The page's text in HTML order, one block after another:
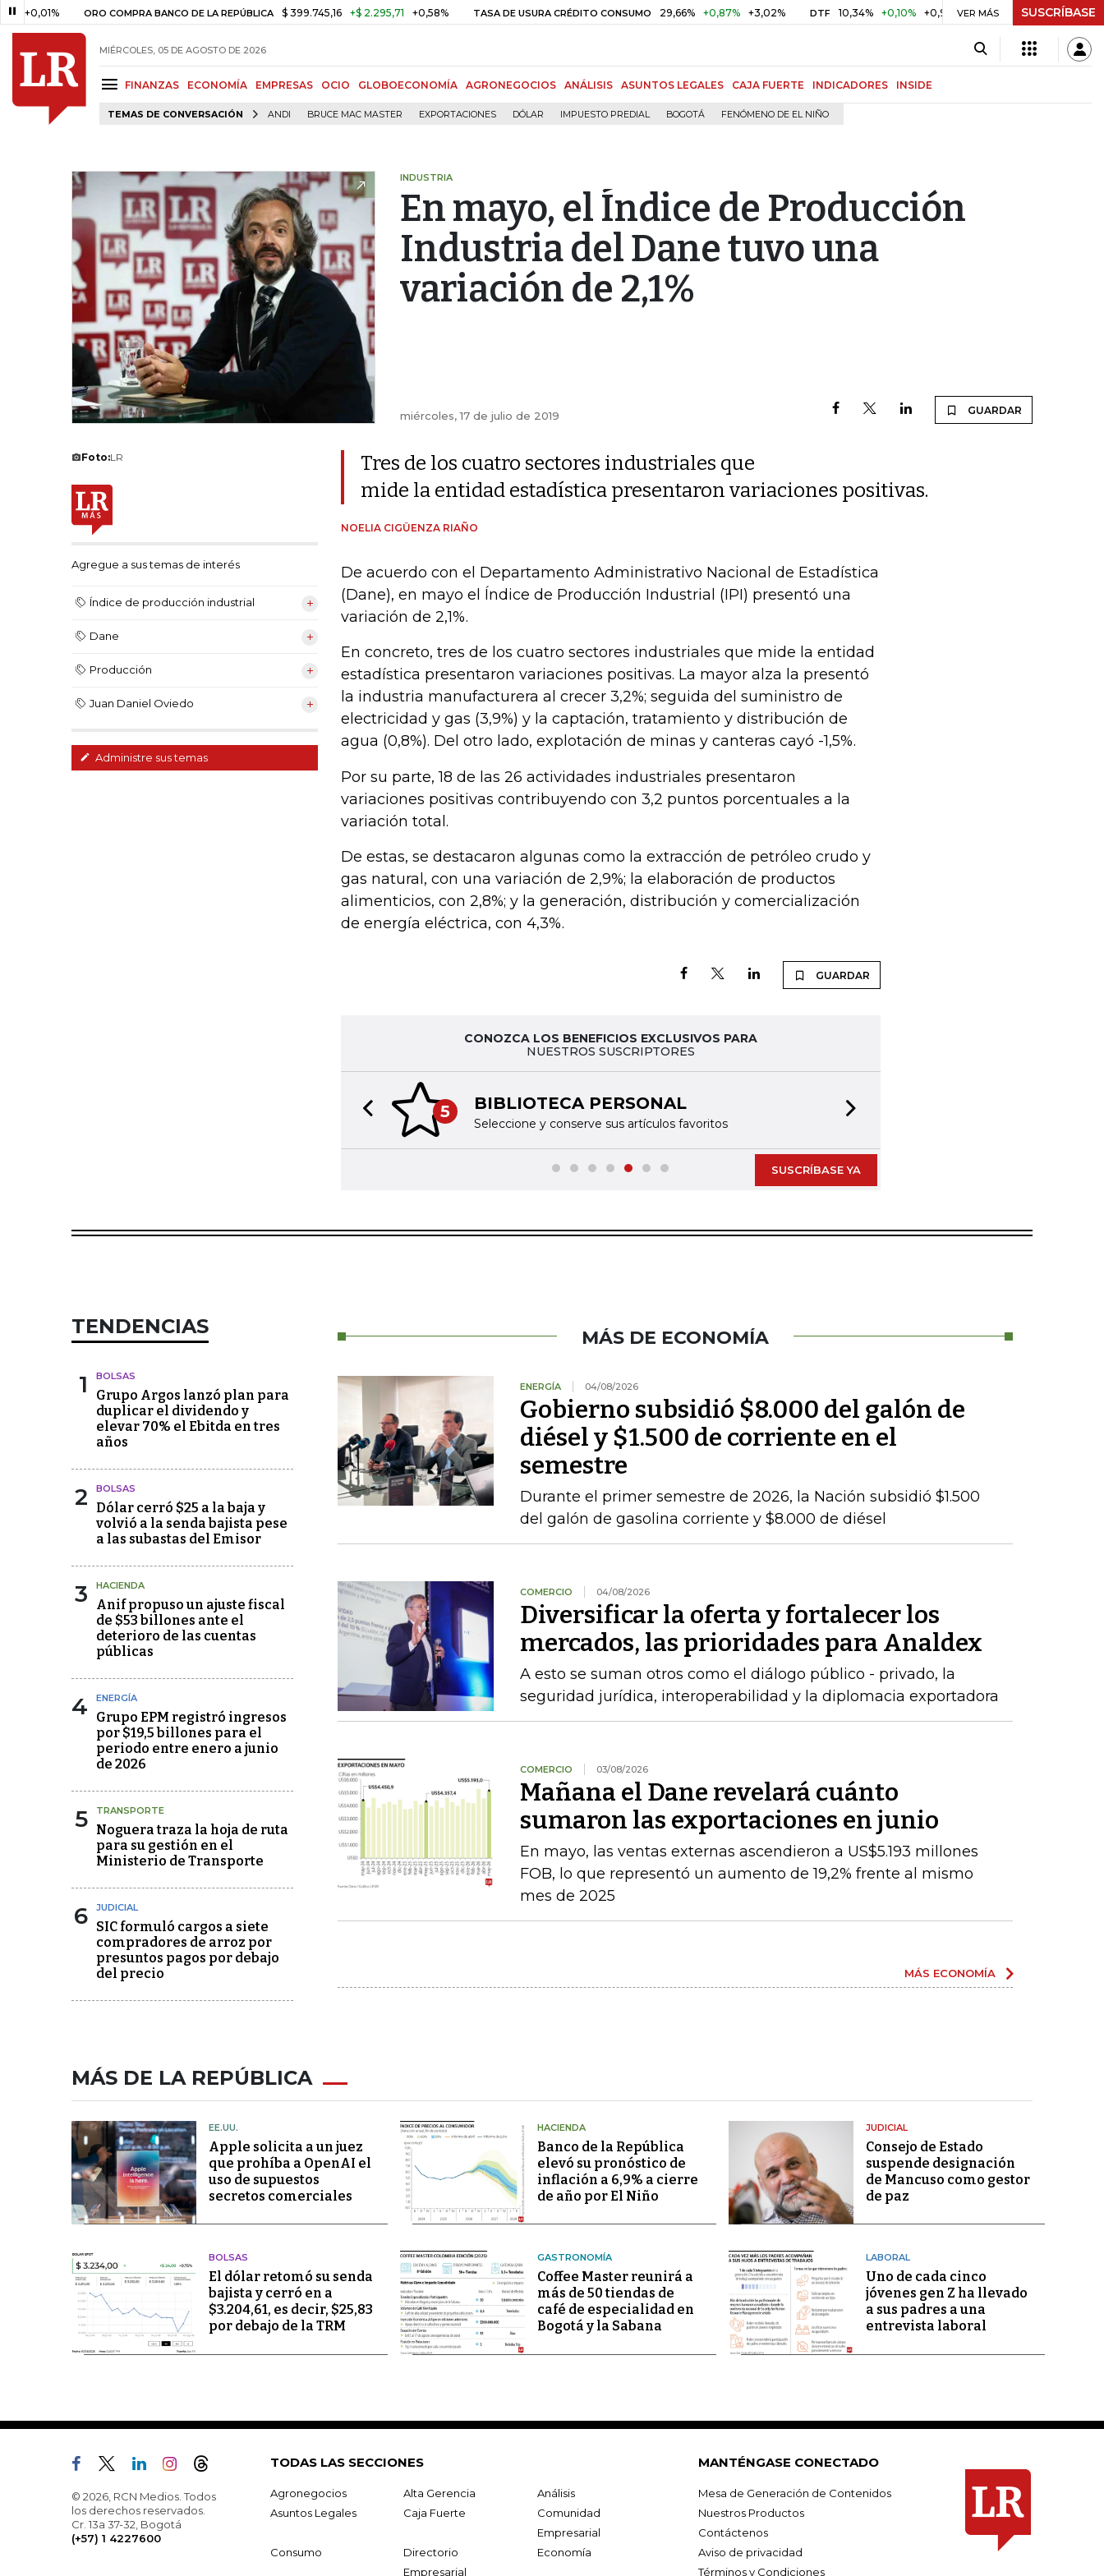
ORO COMPRA BANCO DE LA REPÚBLICA $ 399.745,16 +$ 2.295,71 +0,58% TASA DE USURA CRÉDITO CONSUMO 29,66% +0,87% +3,02% DTF 10,34% +0,10% +0,98% UVR $ 416,81 +$ 0,05 +0,01%
VER MÁS SUSCRÍBASE
MIÉRCOLES, 05 DE AGOSTO DE 2026
FINANZAS ECONOMÍA EMPRESAS OCIO GLOBOECONOMÍA AGRONEGOCIOS ANÁLISIS ASUNTOS LEGALES CAJA FUERTE INDICADORES INSIDE
TEMAS DE CONVERSACIÓN ANDI BRUCE MAC MASTER EXPORTACIONES DÓLAR IMPUESTO PREDIAL BOGOTÁ FENÓMENO DE EL NIÑO
INDUSTRIA
En mayo, el Índice de Producción
Industria del Dane tuvo una
variación de 2,1%
miércoles, 17 de julio de 2019 GUARDAR
Foto:LR
Agregue a sus temas de interés
Índice de producción industrial
Dane
Producción
Juan Daniel Oviedo
Administre sus temas
Tres de los cuatro sectores industriales que
mide la entidad estadística presentaron variaciones positivas.
NOELIA CIGÜENZA RIAÑO
De acuerdo con el Departamento Administrativo Nacional de Estadística
(Dane), en mayo el Índice de Producción Industrial (IPI) presentó una
variación de 2,1%.
En concreto, tres de los cuatro sectores industriales que mide la entidad
estadística presentaron variaciones positivas. La mayor alza la presentó
la industria manufacturera al crecer 3,2%; seguida del suministro de
electricidad y gas (3,9%) y la captación, tratamiento y distribución de
agua (0,8%). Del otro lado, explotación de minas y canteras cayó -1,5%.
Por su parte, 18 de las 26 actividades industriales presentaron
variaciones positivas contribuyendo con 3,2 puntos porcentuales a la
variación total.
De estas, se destacaron algunas como la extracción de petróleo crudo y
gas natural, con una variación de 2,9%; la elaboración de productos
alimenticios, con 2,8%; y la generación, distribución y comercialización
de energía eléctrica, con 4,3%.
GUARDAR
CONOZCA LOS BENEFICIOS EXCLUSIVOS PARA
NUESTROS SUSCRIPTORES
5 BIBLIOTECA PERSONAL
Seleccione y conserve sus artículos favoritos
Previous slide
SUSCRÍBASE YA
TENDENCIAS
1 BOLSAS
Grupo Argos lanzó plan para
duplicar el dividendo y
elevar 70% el Ebitda en tres
años
2 BOLSAS
Dólar cerró $25 a la baja y
volvió a la senda bajista pese
a las subastas del Emisor
3 HACIENDA
Anif propuso un ajuste fiscal
de $53 billones ante el
deterioro de las cuentas
públicas
4 ENERGÍA
Grupo EPM registró ingresos
por $19,5 billones para el
periodo entre enero a junio
de 2026
5 TRANSPORTE
Noguera traza la hoja de ruta
para su gestión en el
Ministerio de Transporte
6 JUDICIAL
SIC formuló cargos a siete
compradores de arroz por
presuntos pagos por debajo
del precio
MÁS DE ECONOMÍA
ENERGÍA 04/08/2026
Gobierno subsidió $8.000 del galón de
diésel y $1.500 de corriente en el
semestre
Durante el primer semestre de 2026, la Nación subsidió $1.500
del galón de gasolina corriente y $8.000 de diésel
COMERCIO 04/08/2026
Diversificar la oferta y fortalecer los
mercados, las prioridades para Analdex
A esto se suman otros como el diálogo público - privado, la
seguridad jurídica, interoperabilidad y la diplomacia exportadora
COMERCIO 03/08/2026
Mañana el Dane revelará cuánto
sumaron las exportaciones en junio
En mayo, las ventas externas ascendieron a US$5.193 millones
FOB, lo que representó un aumento de 19,2% frente al mismo
mes de 2025
MÁS ECONOMÍA
MÁS DE LA REPÚBLICA
EE.UU.
Apple solicita a un juez
que prohíba a OpenAI el
uso de supuestos
secretos comerciales
HACIENDA
Banco de la República
elevó su pronóstico de
inflación a 6,9% a cierre
de año por El Niño
JUDICIAL
Consejo de Estado
suspende designación
de Mancuso como gestor
de paz
BOLSAS
El dólar retomó su senda
bajista y cerró en a
$3.204,61, es decir, $25,83
por debajo de la TRM
GASTRONOMÍA
Coffee Master reunirá a
más de 50 tiendas de
café de especialidad en
Bogotá y la Sabana
LABORAL
Uno de cada cinco
jóvenes gen Z ha llevado
a sus padres a una
entrevista laboral
© 2026, RCN Medios. Todos
los derechos reservados.
Cr. 13a 37-32, Bogotá
(+57) 1 4227600
TODAS LAS SECCIONES
Agronegocios Alta Gerencia
Análisis
Asuntos Legales
Caja Fuerte
Comunidad
Empresarial
Consumo
Directorio
Empresarial
Economía
MANTÉNGASE CONECTADO
Mesa de Generación de Contenidos
Nuestros Productos
Contáctenos
Aviso de privacidad
Términos y Condiciones